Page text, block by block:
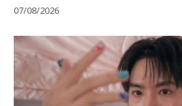
07/08/2026